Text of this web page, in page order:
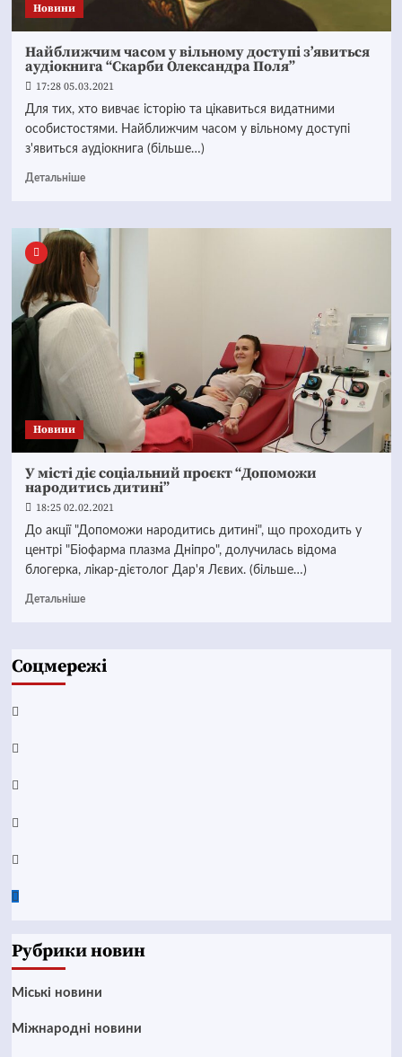
Новини
Найближчим часом у вільному доступі з’явиться
аудіокнига “Скарби Олександра Поля”
17:28 05.03.2021
Для тих, хто вивчає історію та цікавиться видатними
особистостями. Найближчим часом у вільному доступі
з'явиться аудіокнига (більше…)
Детальніше
Новини
У місті діє соціальний проєкт “Допоможи
народитись дитині”
18:25 02.02.2021
До акції "Допоможи народитись дитині", що проходить у
центрі "Біофарма плазма Дніпро", долучилась відома
блогерка, лікар-дієтолог Дар'я Лєвих. (більше…)
Детальніше
Соцмережі
Facebook
YouTube
Telegram
Instagram
Twitter
Google
Рубрики новин
Mіські новини
Міжнародні новини